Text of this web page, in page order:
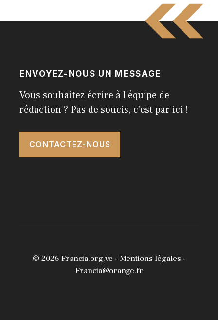
ENVOYEZ-NOUS UN MESSAGE
Vous souhaitez écrire à l'équipe de
rédaction ? Pas de soucis, c'est par ici !
CONTACTEZ-NOUS
© 2026 Francia.org.ve - Mentions légales -
Francia@orange.fr